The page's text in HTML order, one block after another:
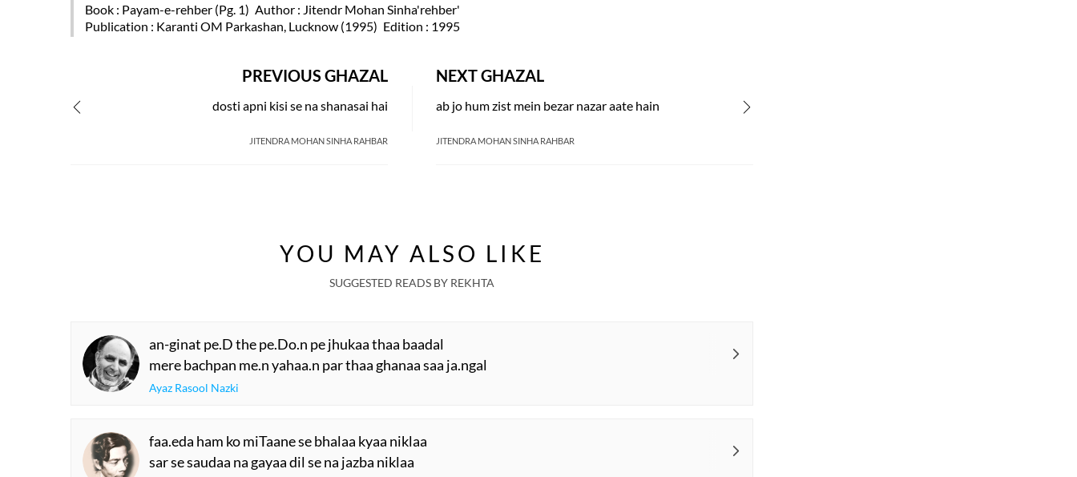
Book : Payam-e-rehber (Pg. 1) Author : Jitendr Mohan Sinha'rehber'
Publication : Karanti OM Parkashan, Lucknow (1995) Edition : 1995
NEXT GHAZAL
ab jo hum zist mein bezar nazar aate hain
JITENDRA MOHAN SINHA RAHBAR
PREVIOUS GHAZAL
dosti apni kisi se na shanasai hai
JITENDRA MOHAN SINHA RAHBAR
YOU MAY ALSO LIKE
SUGGESTED READS BY REKHTA
an-ginat pe.D the pe.Do.n pe jhukaa thaa baadal
mere bachpan me.n yahaa.n par thaa ghanaa saa ja.ngal
Ayaz Rasool Nazki
faa.eda ham ko miTaane se bhalaa kyaa niklaa
sar se saudaa na gayaa dil se na jazba niklaa